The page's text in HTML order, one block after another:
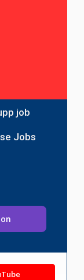
job
Jobs